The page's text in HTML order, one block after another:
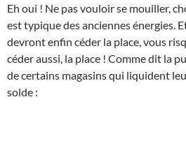
Eh oui ! Ne pas vouloir se mouiller,
est typique des anciennes énergies.
devront enfin céder la place, vous
céder aussi, la place ! Comme dit la
de certains magasins qui liquident
solde :